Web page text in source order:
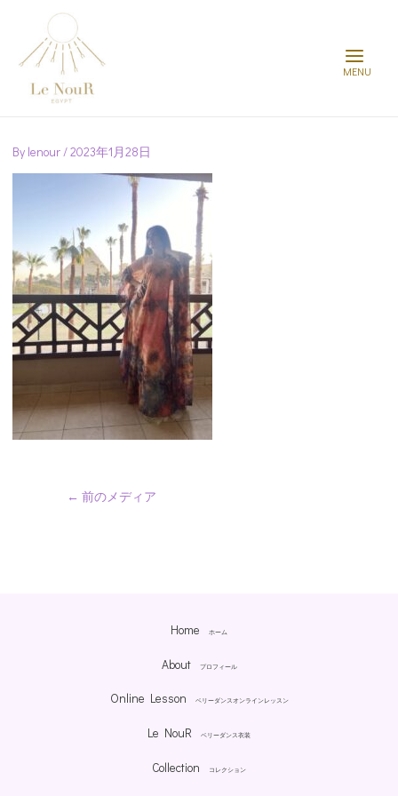
Menu
By lenour/2023年1月28日
Post
navigation
← 前のメディア
Home ホーム
About プロフィール
Online Lesson ベリーダンスオンラインレッスン
Le NouR ベリーダンス衣装
Collection コレクション